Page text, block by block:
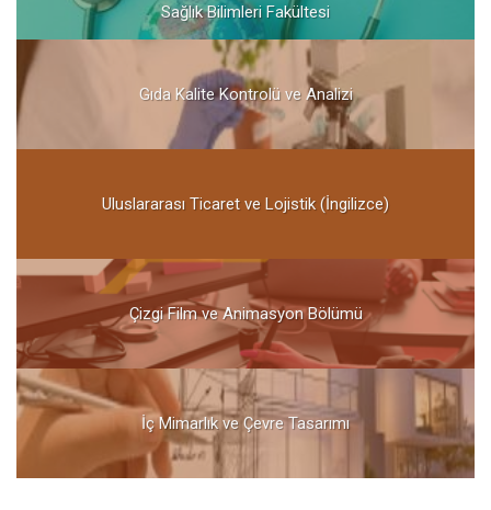
Sağlık Bilimleri Fakültesi
Gıda Kalite Kontrolü ve Analizi
Uluslararası Ticaret ve Lojistik (İngilizce)
Çizgi Film ve Animasyon Bölümü
İç Mimarlık ve Çevre Tasarımı